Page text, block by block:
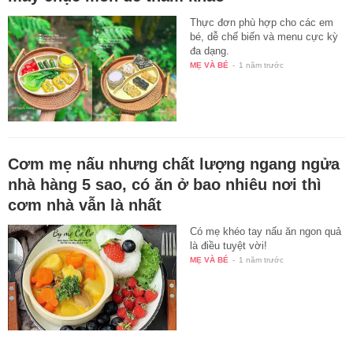
Thực đơn phù hợp cho các em
bé, dễ chế biến và menu cực kỳ
đa dạng.
MẸ VÀ BÉ - 1 năm trước
Cơm mẹ nấu nhưng chất lượng ngang ngửa
nhà hàng 5 sao, có ăn ở bao nhiêu nơi thì
cơm nhà vẫn là nhất
Có mẹ khéo tay nấu ăn ngon quả
là điều tuyệt vời!
MẸ VÀ BÉ - 1 năm trước